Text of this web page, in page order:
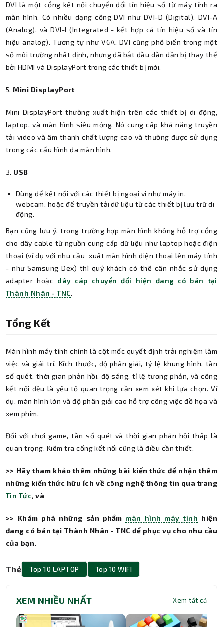
DVI là một cổng kết nối chuyển đổi tín hiệu số từ máy tính ra
màn hình. Có nhiều dạng cổng DVI như DVI-D (Digital), DVI-A
(Analog), và DVI-I (Integrated - kết hợp cả tín hiệu số và tín
hiệu analog). Tương tự như VGA, DVI cũng phổ biến trong một
số môi trường nhất định, nhưng đã bắt đầu dần dần bị thay thế
bởi HDMI và DisplayPort trong các thiết bị mới.
5. Mini DisplayPort
Mini DisplayPort thường xuất hiện trên các thiết bị di động,
laptop, và màn hình siêu mỏng. Nó cung cấp khả năng truyền
tải video và âm thanh chất lượng cao và thường được sử dụng
trong các cấu hình đa màn hình.
3. USB
Dùng để kết nối với các thiết bị ngoại vi như máy in,
webcam, hoặc để truyền tải dữ liệu từ các thiết bị lưu trữ di
động.
Bạn cũng lưu ý, trong trường hợp màn hình không hỗ trợ cổng
cho dây cable từ nguồn cung cấp dữ liệu như laptop hoặc điện
thoại (ví dụ với nhu cầuxuất màn hình điện thoại lên máy tính
- như Samsung Dex) thì quý khách có thể cân nhắc sử dụng
adapter hoặc dây cáp chuyển đổi hiện đang có bán tại
Thành Nhân - TNC.
Tổng Kết
Màn hình máy tính chính là cột mốc quyết định trải nghiệm làm
việc và giải trí. Kích thước, độ phân giải, tỷ lệ khung hình, tần
số quét, thời gian phản hồi, độ sáng, tỉ lệ tương phản, và cổng
kết nối đều là yếu tố quan trọng cần xem xét khi lựa chọn. Ví
dụ, màn hình lớn và độ phân giải cao hỗ trợ công việc đồ họa và
xem phim.
Đối với chơi game, tần số quét và thời gian phản hồi thấp là
quan trọng. Kiểm tra cổng kết nối cũng là điều cần thiết.
>> Hãy tham khảo thêm những bài kiến thức để nhận thêm
những kiến thức hữu ích về công nghệ thông tin qua trang
Tin Tức, và
>> Khám phá những sản phẩm màn hình máy tính hiện
đang có bán tại Thành Nhân - TNC để phục vụ cho nhu cầu
của bạn.
Thẻ Top 10 LAPTOP Top 10 WIFI
XEM NHIỀU NHẤT Xem tất cả